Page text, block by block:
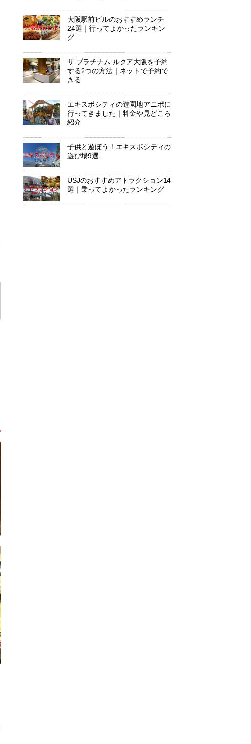
大阪駅前ビルのおすすめランチ
24選｜行ってよかったランキン
グ
ザ プラチナム ルクア大阪を予約
する2つの方法｜ネットで予約で
きる
エキスポシティの遊園地アニポに
行ってきました｜料金や見どころ
紹介
子供と遊ぼう！エキスポシティの
遊び場9選
USJのおすすめアトラクション14
選｜乗ってよかったランキング